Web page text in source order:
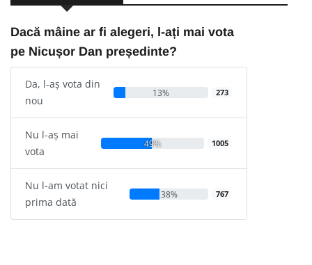
Dacă mâine ar fi alegeri, l-ați mai vota
pe Nicușor Dan președinte?
Da, l-aș vota din
nou
13% 273
Nu l-aș mai
vota
49% 1005
Nu l-am votat nici
prima dată
38% 767